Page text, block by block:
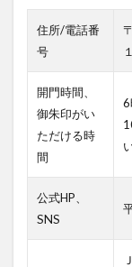
住所/電話番
号
開門時間、
御朱印がい
ただける時
間
公式HP、
SNS